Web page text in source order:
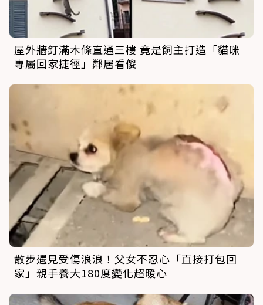
屋外牆釘滿木條直通三樓 竟是飼主打造「貓咪
專屬回家捷徑」鄰居看傻
散步遇見受傷浪浪！父女不忍心「直接打包回
家」親手養大180度變化超暖心